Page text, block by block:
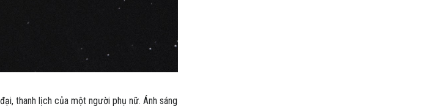
thanh lịch của một người phụ nữ. Ánh sáng